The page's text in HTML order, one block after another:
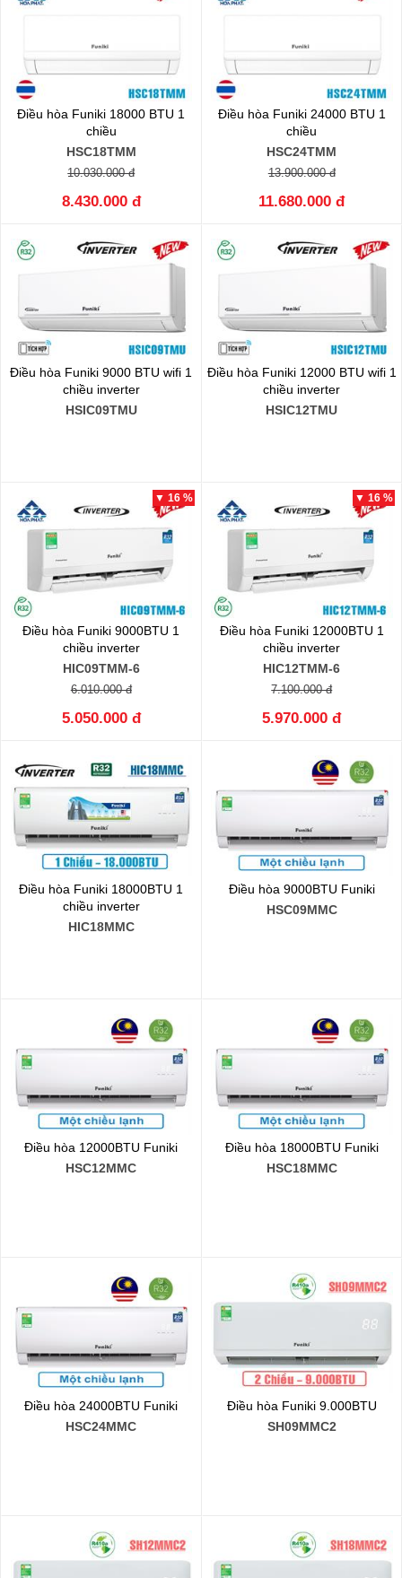
Điều hòa Funiki 18000 BTU 1
chiều
HSC18TMM
10.030.000 đ
8.430.000 đ
Điều hòa Funiki 24000 BTU 1
chiều
HSC24TMM
13.900.000 đ
11.680.000 đ
Điều hòa Funiki 9000 BTU wifi 1
chiều inverter
HSIC09TMU
Điều hòa Funiki 12000 BTU wifi 1
chiều inverter
HSIC12TMU
▼ 16 %
Điều hòa Funiki 9000BTU 1
chiều inverter
HIC09TMM-6
6.010.000 đ
5.050.000 đ
▼ 16 %
Điều hòa Funiki 12000BTU 1
chiều inverter
HIC12TMM-6
7.100.000 đ
5.970.000 đ
Điều hòa Funiki 18000BTU 1
chiều inverter
HIC18MMC
Điều hòa 9000BTU Funiki
HSC09MMC
Điều hòa 12000BTU Funiki
HSC12MMC
Điều hòa 18000BTU Funiki
HSC18MMC
Điều hòa 24000BTU Funiki
HSC24MMC
Điều hòa Funiki 9.000BTU
SH09MMC2